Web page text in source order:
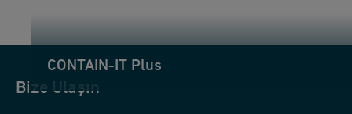
CONTAIN-IT Plus
Bize Ulaşın